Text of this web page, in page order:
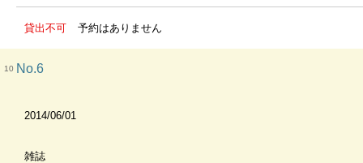
貸出不可 予約はありません
10 No.6
2014/06/01
雑誌